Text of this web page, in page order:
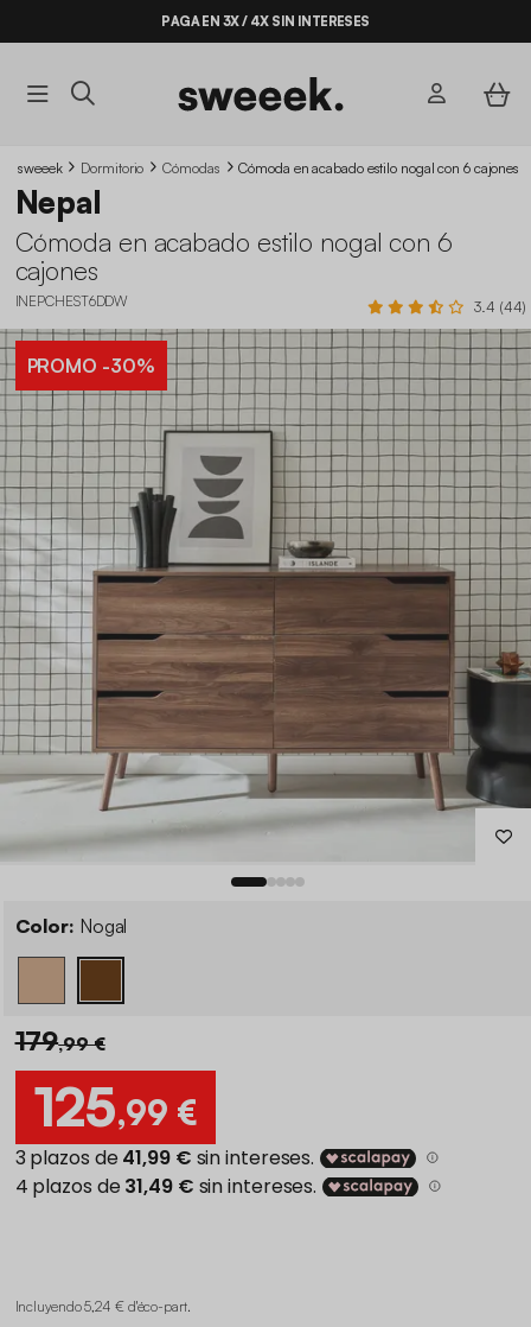
PAGA EN 3X / 4X SIN INTERESES
sweeek Dormitorio Cómodas Cómoda en acabado estilo nogal con 6 cajones
Nepal
Cómoda en acabado estilo nogal con 6
cajones
INEPCHEST6DDW 3.4 (44)
PROMO -30%
Color: Nogal
179,99 €
125,99 €
Incluyendo 5,24 € d'éco-part.